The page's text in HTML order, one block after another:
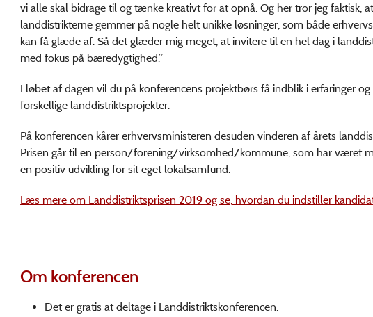
vi alle skal bidrage til og tænke kreativt for at opnå. Og her tror jeg faktisk, at
landdistrikterne gemmer på nogle helt unikke løsninger, som både
kan få glæde af. Så det glæder mig meget, at invitere til en hel dag i
med fokus på bæredygtighed.”
I løbet af dagen vil du på konferencens projektbørs få indblik i erfaringer og
forskellige landdistriktsprojekter.
På konferencen kårer erhvervsministeren desuden vinderen af årets
Prisen går til en person/forening/virksomhed/kommune, som har været
en positiv udvikling for sit eget lokalsamfund.
Læs mere om Landdistriktsprisen 2019 og se, hvordan du indstiller
Om konferencen
Det er gratis at deltage i Landdistriktskonferencen.